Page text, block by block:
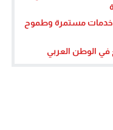
خدمات مستمرة وطموح
في الوطن العربي